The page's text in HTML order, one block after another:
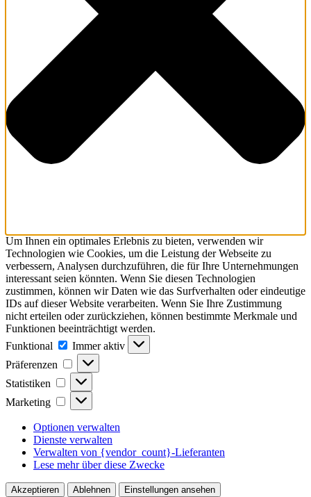
Um Ihnen ein optimales Erlebnis zu bieten, verwenden wir
Technologien wie Cookies, um die Leistung der Webseite zu
verbessern, Analysen durchzuführen, die für Ihre Unternehmungen
interessant seien könnten. Wenn Sie diesen Technologien
zustimmen, können wir Daten wie das Surfverhalten oder eindeutige
IDs auf dieser Website verarbeiten. Wenn Sie Ihre Zustimmung
nicht erteilen oder zurückziehen, können bestimmte Merkmale und
Funktionen beeinträchtigt werden.
Funktional
Funktional
Immer aktiv
Präferenzen
Präferenzen
Statistiken Statistiken
Marketing Marketing
Optionen verwalten
Dienste verwalten
Verwalten von {vendor_count}-Lieferanten
Lese mehr über diese Zwecke
Akzeptieren Ablehnen
Einstellungen ansehen